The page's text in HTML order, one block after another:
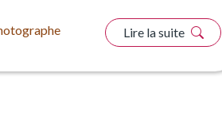
Lire la suite